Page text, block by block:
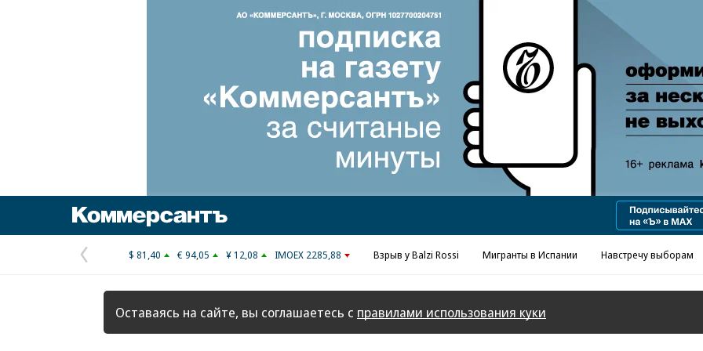
Реклама в «Ъ» www.kommersant.ru/ad
Предыдущая
страница
$ 81,40 € 94,05 ¥ 12,08 IMOEX 2285,88 Взрыв у Balzi Rossi Мигранты в Испании Навстречу выборам
Оставаясь на сайте, вы соглашаетесь с правилами использования куки